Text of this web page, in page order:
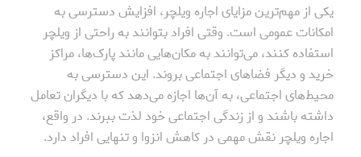
یکی از مهم‌ترین مزایای اجاره ویلچر، افزایش دسترسی به
امکانات عمومی است. وقتی افراد بتوانند به راحتی از ویلچر
استفاده کنند، می‌توانند به مکان‌هایی مانند پارک‌ها، مراکز
خرید و دیگر فضاهای اجتماعی بروند. این دسترسی به
محیط‌های اجتماعی، به آن‌ها اجازه می‌دهد که با دیگران تعامل
داشته باشند و از زندگی اجتماعی خود لذت ببرند. در واقع،
اجاره ویلچر نقش مهمی در کاهش انزوا و تنهایی افراد دارد.